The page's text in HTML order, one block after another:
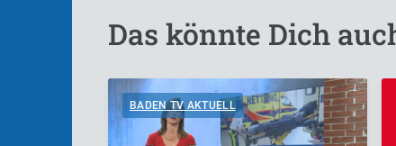
Das könnte Dich
BADEN TV AKTUELL